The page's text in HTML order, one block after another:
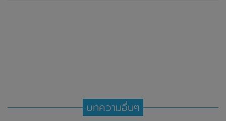
บทความอื่นๆ